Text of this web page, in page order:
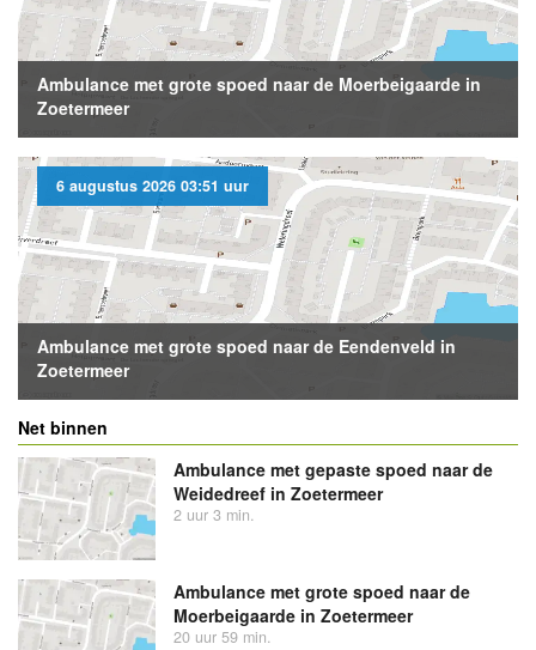
Ambulance met grote spoed naar de Moerbeigaarde in
Zoetermeer
6 augustus 2026 03:51 uur
Ambulance met grote spoed naar de Eendenveld in
Zoetermeer
Net binnen
Ambulance met gepaste spoed naar de
Weidedreef in Zoetermeer
2 uur 3 min.
Ambulance met grote spoed naar de
Moerbeigaarde in Zoetermeer
20 uur 59 min.